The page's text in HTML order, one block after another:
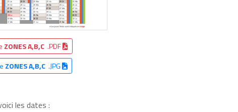
ZONES A,B,C .PDF
ZONES A,B,C.JPG
les dates :